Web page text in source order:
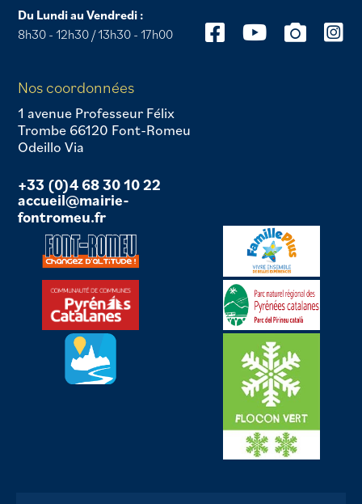
Du Lundi au Vendredi :
8h30 - 12h30 / 13h30 - 17h00
Nos coordonnées
1 avenue Professeur Félix
Trombe 66120 Font-Romeu
Odeillo Via
+33 (0)4 68 30 10 22
accueil@mairie-
fontromeu.fr